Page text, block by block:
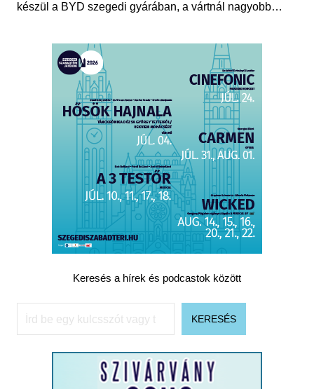
készül a BYD szegedi gyárában, a vártnál nagyobb…
Keresés a hírek és podcastok között
Keresés
KERESÉS